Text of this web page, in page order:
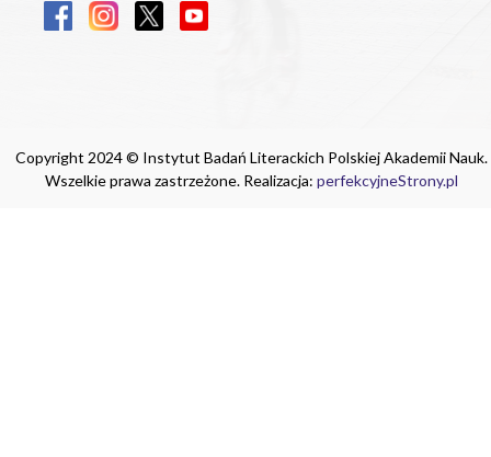
Copyright 2024 © Instytut Badań Literackich Polskiej Akademii Nauk.
Wszelkie prawa zastrzeżone. Realizacja: perfekcyjneStrony.pl